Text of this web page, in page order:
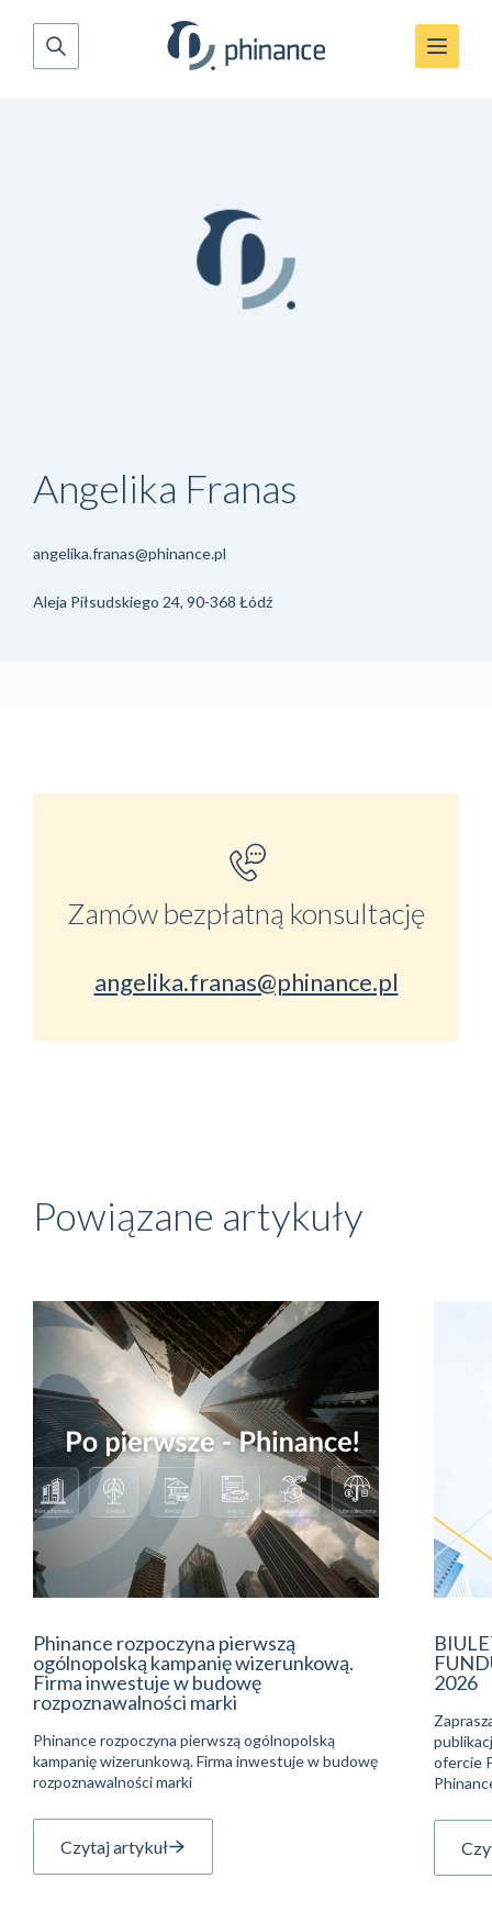
Angelika Franas
angelika.franas@phinance.pl
Aleja Piłsudskiego 24, 90-368 Łódź
Zamów bezpłatną konsultację
angelika.franas@phinance.pl
Powiązane artykuły
Phinance rozpoczyna pierwszą
ogólnopolską kampanię wizerunkową.
Firma inwestuje w budowę
rozpoznawalności marki
Phinance rozpoczyna pierwszą ogólnopolską
kampanię wizerunkową. Firma inwestuje w budowę
rozpoznawalności marki
Czytaj artykuł
2026
ofercie